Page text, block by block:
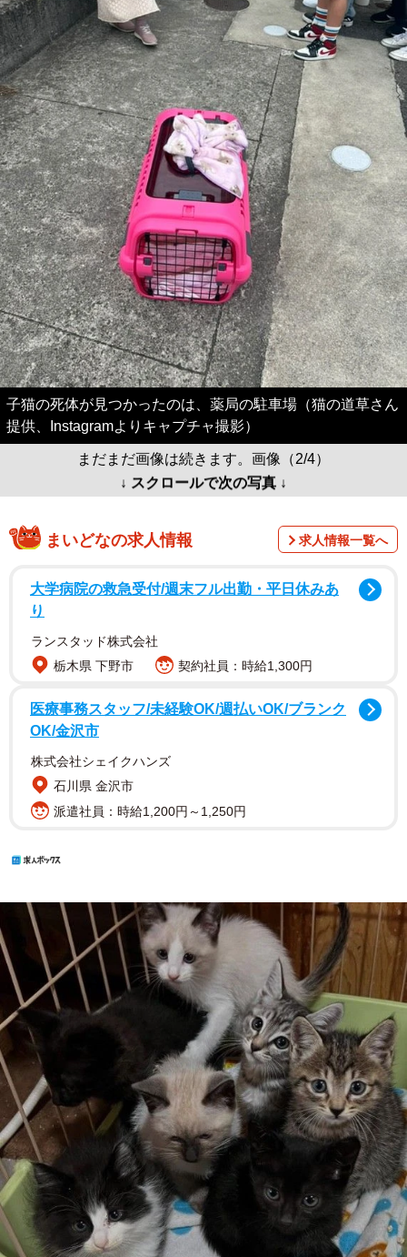
子猫の死体が見つかったのは、薬局の駐車場（猫の道草さん
提供、Instagramよりキャプチャ撮影）
まだまだ画像は続きます。画像（2/4）
↓ スクロールで次の写真 ↓
まいどなの求人情報 求人情報一覧へ
大学病院の救急受付/週末フル出勤・平日休みあ
り
ランスタッド株式会社
栃木県 下野市
契約社員：時給1,300円
医療事務スタッフ/未経験OK/週払いOK/ブランク
OK/金沢市
株式会社シェイクハンズ
石川県 金沢市
派遣社員：時給1,200円～1,250円